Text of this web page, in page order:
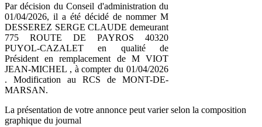
Par décision du Conseil d'administration du
01/04/2026, il a été décidé de nommer M
DESSEREZ SERGE CLAUDE demeurant
775 ROUTE DE PAYROS 40320
PUYOL-CAZALET en qualité de
Président en remplacement de M VIOT
JEAN-MICHEL , à compter du 01/04/2026
. Modification au RCS de MONT-DE-
MARSAN.
La présentation de votre annonce peut varier selon la composition
graphique du journal